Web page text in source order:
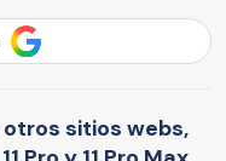
sitios webs,